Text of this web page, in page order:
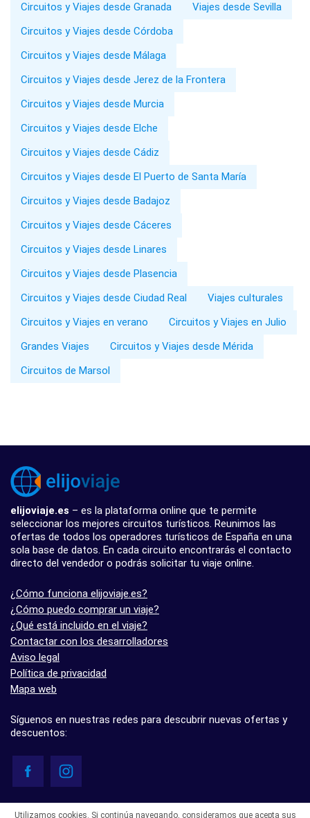
Circuitos y Viajes desde Granada
Viajes desde Sevilla
Circuitos y Viajes desde Córdoba
Circuitos y Viajes desde Málaga
Circuitos y Viajes desde Jerez de la Frontera
Circuitos y Viajes desde Murcia
Circuitos y Viajes desde Elche
Circuitos y Viajes desde Cádiz
Circuitos y Viajes desde El Puerto de Santa María
Circuitos y Viajes desde Badajoz
Circuitos y Viajes desde Cáceres
Circuitos y Viajes desde Linares
Circuitos y Viajes desde Plasencia
Circuitos y Viajes desde Ciudad Real
Viajes culturales
Circuitos y Viajes en verano
Circuitos y Viajes en Julio
Grandes Viajes
Circuitos y Viajes desde Mérida
Circuitos de Marsol
elijoviaje.es – es la plataforma online que te permite
seleccionar los mejores circuitos turísticos. Reunimos las
ofertas de todos los operadores turísticos de España en una
sola base de datos. En cada circuito encontrarás el contacto
directo del vendedor o podrás solicitar tu viaje online.
¿Cómo funciona elijoviaje.es?
¿Cómo puedo comprar un viaje?
¿Qué está incluido en el viaje?
Contactar con los desarrolladores
Aviso legal
Política de privacidad
Mapa web
Síguenos en nuestras redes para descubrir nuevas ofertas y
descuentos:
Utilizamos cookies. Si continúa navegando, consideramos que acepta sus